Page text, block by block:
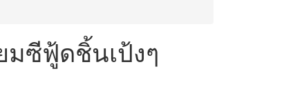
มซีฟู้ดชิ้นเป้งๆ